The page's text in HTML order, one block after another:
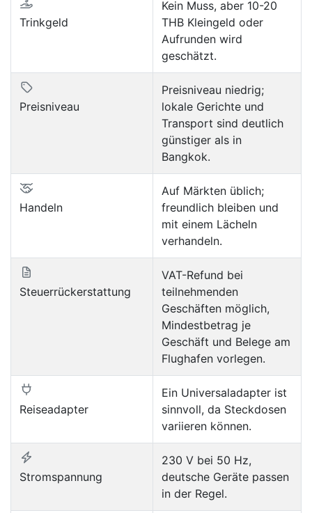
Trinkgeld
Kein Muss, aber 10-20
THB Kleingeld oder
Aufrunden wird
geschätzt.
Preisniveau
Preisniveau niedrig;
lokale Gerichte und
Transport sind deutlich
günstiger als in
Bangkok.
Handeln
Auf Märkten üblich;
freundlich bleiben und
mit einem Lächeln
verhandeln.
Steuerrückerstattung
VAT-Refund bei
teilnehmenden
Geschäften möglich,
Mindestbetrag je
Geschäft und Belege am
Flughafen vorlegen.
Reiseadapter
Ein Universaladapter ist
sinnvoll, da Steckdosen
variieren können.
Stromspannung
230 V bei 50 Hz,
deutsche Geräte passen
in der Regel.